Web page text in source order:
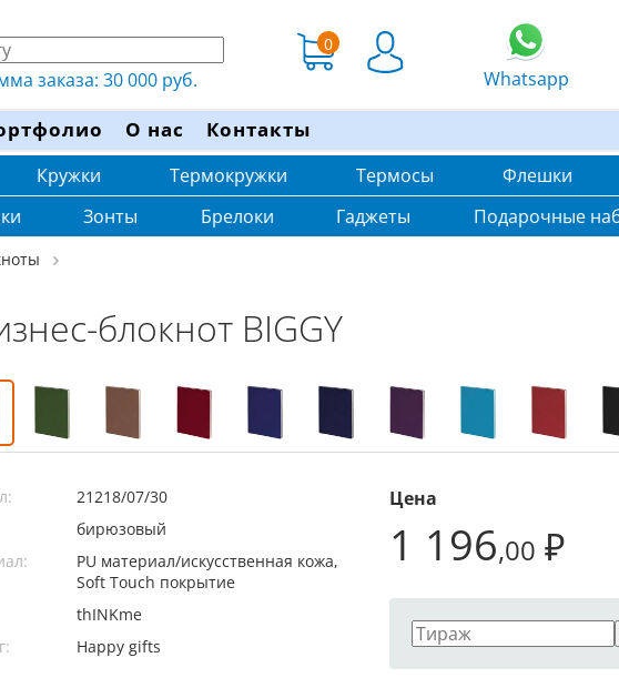
заказа: 30 000 руб.
0
Whatsapp
О нас Контакты
Кружки Термокружки Термосы Флешки
Зонты Брелоки Гаджеты Подарочные
блокнот BIGGY
Цена
1 196,00 ₽
21218/07/30
бирюзовый
PU материал/искусственная кожа,
Soft Touch покрытие
thINKme
Happy gifts